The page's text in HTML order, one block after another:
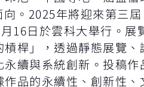
。2025年將迎來第三
16日於雲科大舉行。展
桿」，透過靜態展覽
續與系統創新。投稿
品的永續性、創新性